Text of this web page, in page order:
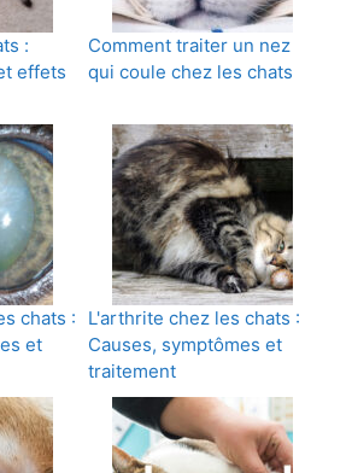
:
effets
Comment traiter un nez
qui coule chez les chats
chats :
et
L'arthrite chez les chats :
Causes, symptômes et
traitement